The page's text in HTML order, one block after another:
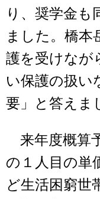
り、奨学金も
ました。橋本
護を受けなが
い保護の扱い
要」と答えま
来年度概算
の１人目の単
ど生活困窮世